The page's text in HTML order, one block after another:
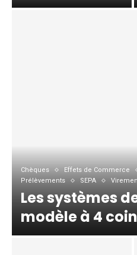
Chèques Effets de Commerce
Prélèvements
SEPA
Les systèmes
modèle à 4